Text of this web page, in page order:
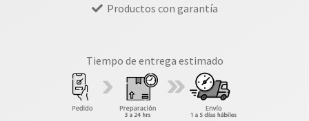
Productos con garantía
Tiempo de entrega estimado